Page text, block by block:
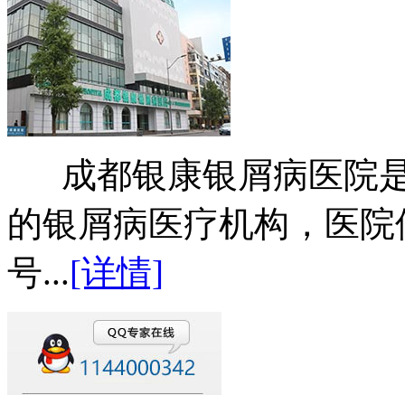
成都银康银屑病医院
的银屑病医疗机构，医
号...[详情]